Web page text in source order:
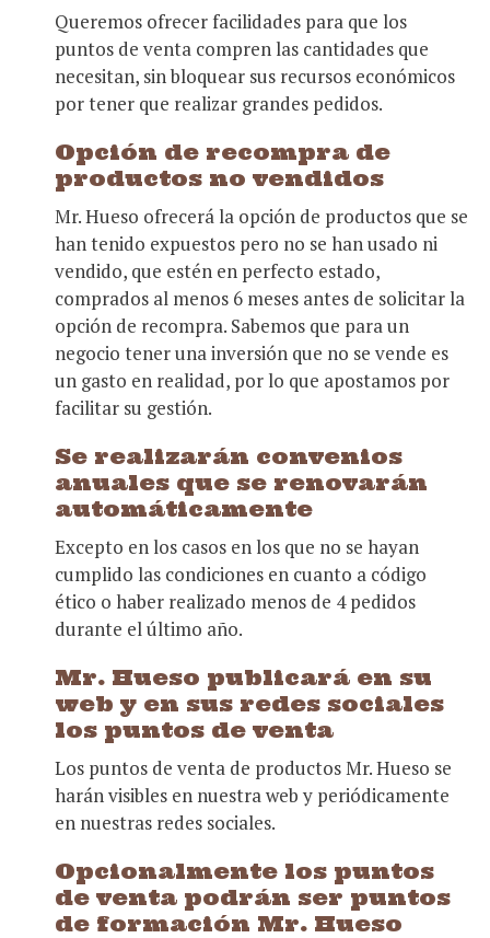
Queremos ofrecer facilidades para que los
puntos de venta compren las cantidades que
necesitan, sin bloquear sus recursos económicos
por tener que realizar grandes pedidos.
Opción de recompra de
productos no vendidos
Mr. Hueso ofrecerá la opción de productos que se
han tenido expuestos pero no se han usado ni
vendido, que estén en perfecto estado,
comprados al menos 6 meses antes de solicitar la
opción de recompra. Sabemos que para un
negocio tener una inversión que no se vende es
un gasto en realidad, por lo que apostamos por
facilitar su gestión.
Se realizarán convenios
anuales que se renovarán
automáticamente
Excepto en los casos en los que no se hayan
cumplido las condiciones en cuanto a código
ético o haber realizado menos de 4 pedidos
durante el último año.
Mr. Hueso publicará en su
web y en sus redes sociales
los puntos de venta
Los puntos de venta de productos Mr. Hueso se
harán visibles en nuestra web y periódicamente
en nuestras redes sociales.
Opcionalmente los puntos
de venta podrán ser puntos
de formación Mr. Hueso